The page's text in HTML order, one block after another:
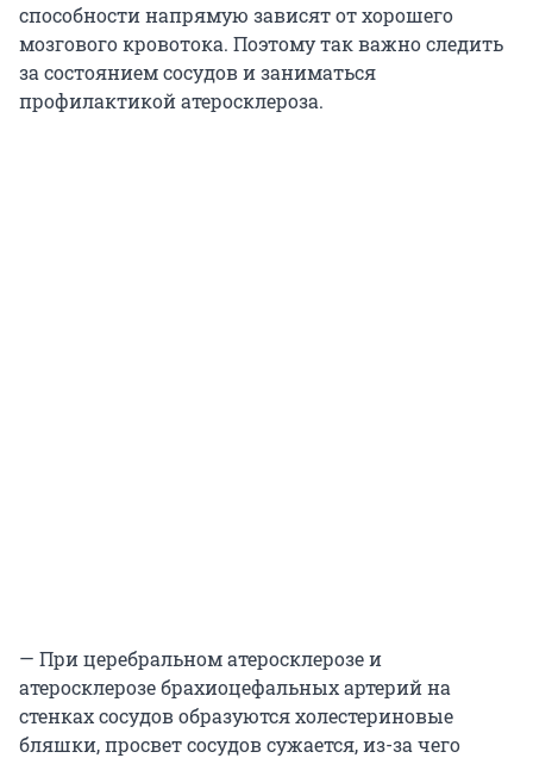
способности напрямую зависят от хорошего
мозгового кровотока. Поэтому так важно следить
за состоянием сосудов и заниматься
профилактикой атеросклероза.
— При церебральном атеросклерозе и
атеросклерозе брахиоцефальных артерий на
стенках сосудов образуются холестериновые
бляшки, просвет сосудов сужается, из-за чего